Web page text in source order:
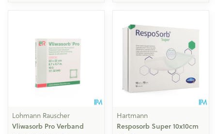
Lohmann Rauscher
Vliwasorb Pro Verband
Hartmann
Resposorb Super 10x10cm